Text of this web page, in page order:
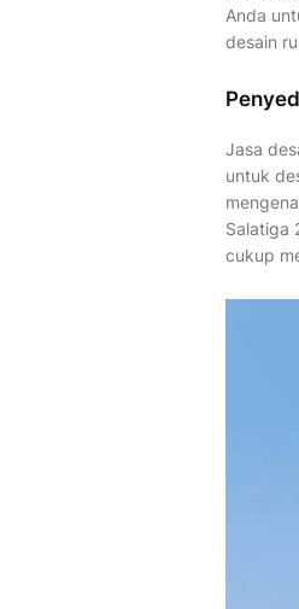
Anda
desain
Jasa
untuk
Salatiga
cukup